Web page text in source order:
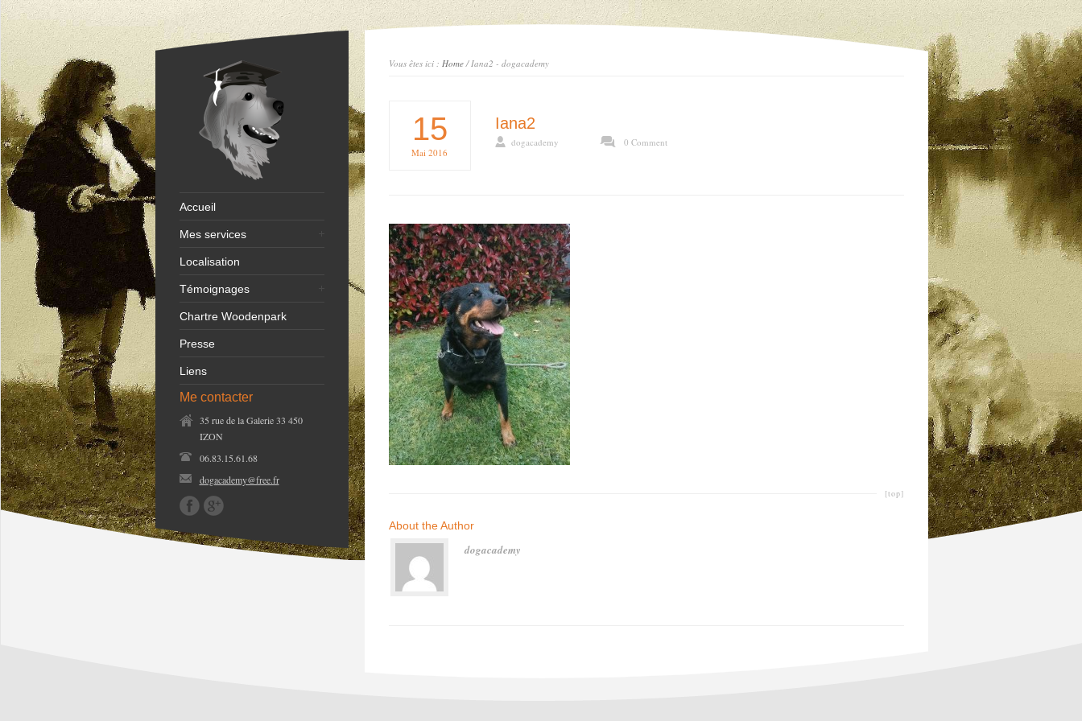
Vous êtes ici : Home/ Iana2 - dogacademy
15
Mai 2016
Iana2
dogacademy 0 Comment
[top]
About the Author
dogacademy
Accueil
Mes services
Localisation
Témoignages
Chartre Woodenpark
Presse
Liens
Me contacter
35 rue de la Galerie 33 450
IZON
06.83.15.61.68
dogacademy@free.fr